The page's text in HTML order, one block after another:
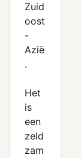
Zuid
oost
-
Azië
.
Het
is
een
zeld
zam